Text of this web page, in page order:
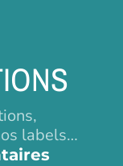
labels…